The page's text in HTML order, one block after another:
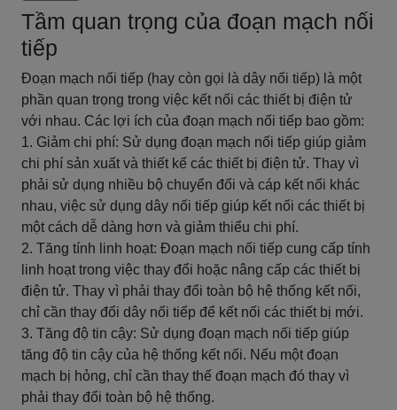
Tầm quan trọng của đoạn mạch nối
tiếp
Đoạn mạch nối tiếp (hay còn gọi là dây nối tiếp) là một
phần quan trọng trong việc kết nối các thiết bị điện tử
với nhau. Các lợi ích của đoạn mạch nối tiếp bao gồm:
1. Giảm chi phí: Sử dụng đoạn mạch nối tiếp giúp giảm
chi phí sản xuất và thiết kế các thiết bị điện tử. Thay vì
phải sử dụng nhiều bộ chuyển đổi và cáp kết nối khác
nhau, việc sử dụng dây nối tiếp giúp kết nối các thiết bị
một cách dễ dàng hơn và giảm thiểu chi phí.
2. Tăng tính linh hoạt: Đoạn mạch nối tiếp cung cấp tính
linh hoạt trong việc thay đổi hoặc nâng cấp các thiết bị
điện tử. Thay vì phải thay đổi toàn bộ hệ thống kết nối,
chỉ cần thay đổi dây nối tiếp để kết nối các thiết bị mới.
3. Tăng độ tin cậy: Sử dụng đoạn mạch nối tiếp giúp
tăng độ tin cậy của hệ thống kết nối. Nếu một đoạn
mạch bị hỏng, chỉ cần thay thế đoạn mạch đó thay vì
phải thay đổi toàn bộ hệ thống.